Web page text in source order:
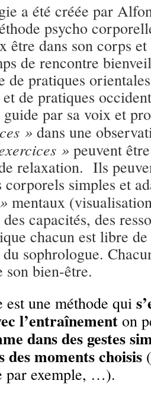
a été créée par
psycho
être dans son corps
de rencontre
de pratiques
de pratiques
par sa voix et
» dans une
» peuvent
relaxation. Ils
corporels simples et
mentaux
capacités, des
chacun est libre
sophrologue.
bien-être.
une méthode qui
l’entraînement on
dans des gestes
des moments choisis
par exemple, …).